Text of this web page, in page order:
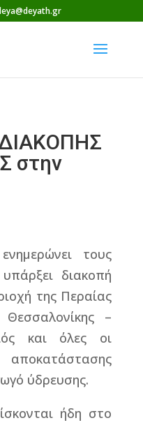
στην
τους
διακοπή
της Περαίας
–
και όλες οι
ύδρευσης.
ήδη στο